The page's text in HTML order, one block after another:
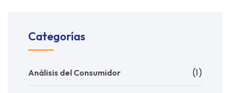
Categorías
Análisis del Consumidor (1)